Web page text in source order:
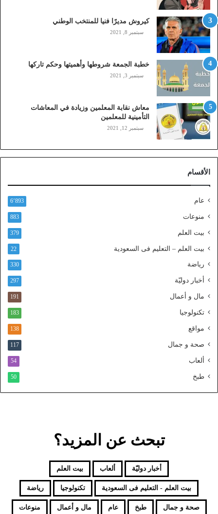
,
م
و
ب
ا
ي
ل
ي
ز
ي
ن
)
ا
ل
ف
ا
ا
ط
ا
م
و
د
كيروش مديرًا فنيا للمنتخب الوطني
سبتمبر 8, 2021
خطبة الجمعة شروطها وأهميتها وحكم تاركها
سبتمبر 3, 2021
معاش نقابة المعلمين وزيادة في المعاشات
التأمينية للمعلمين
سبتمبر 12, 2021
الأقسام
عام 6٬893
منوعات 883
بيت العلم 379
بيت العلم – التعليم فى السعودية 22
رياضة 330
أخبار دوليّة 297
مال و أعمال 191
تكنولوجيا 183
مواقع 138
صحة و جمال 117
ألعاب 54
طبخ 50
تبحث عن المزيد؟
أخبار دوليّة ألعاب بيت العلم
بيت العلم - التعليم فى السعودية تكنولوجيا رياضة
صحة و جمال طبخ عام مال و أعمال منوعات